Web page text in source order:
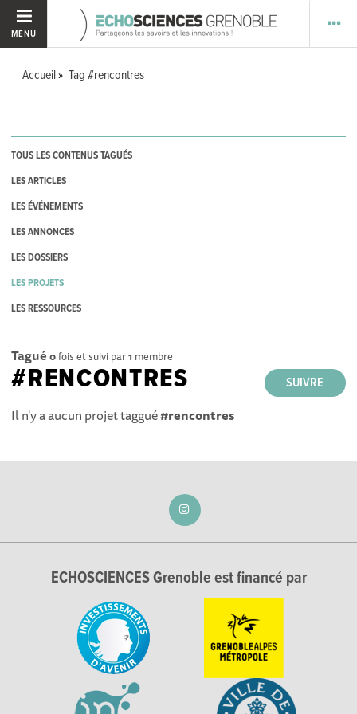
MENU
Accueil Tag #rencontres
TOUS LES CONTENUS TAGUÉS
LES ARTICLES
LES ÉVÉNEMENTS
LES ANNONCES
LES DOSSIERS
LES PROJETS
LES RESSOURCES
Tagué 0fois et suivi par1 membre
SUIVRE
#RENCONTRES
Il n'y a aucun projet taggué#rencontres
ECHOSCIENCES Grenoble est financé par